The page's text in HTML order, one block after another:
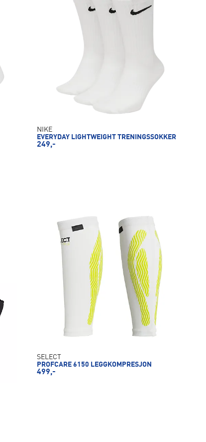
NIKE
EVERYDAY LIGHTWEIGHT TRENINGSSOKKER
249,-
SELECT
PROFCARE 6150 LEGGKOMPRESJON
499,-